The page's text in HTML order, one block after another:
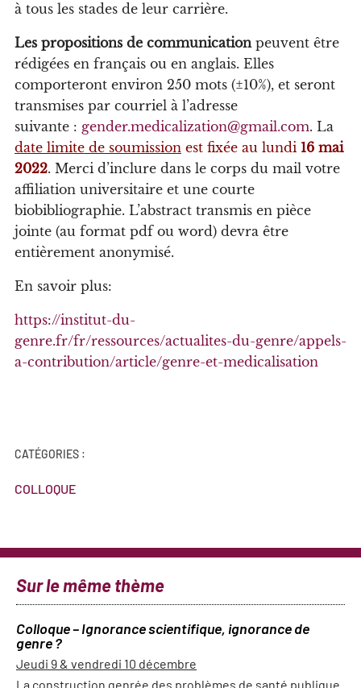
Sur le même thème
Colloque – Ignorance scientifique, ignorance de
genre ?
Jeudi 9 & vendredi 10 décembre
La construction genrée des problèmes de santé publique
à tous les stades de leur carrière.
Les propositions de communication peuvent être
rédigées en français ou en anglais. Elles
comporteront environ 250 mots (±10%), et seront
transmises par courriel à l’adresse
suivante : gender.medicalization@gmail.com. La
date limite de soumission est fixée au lundi 16 mai
2022. Merci d’inclure dans le corps du mail votre
affiliation universitaire et une courte
biobibliographie. L’abstract transmis en pièce
jointe (au format pdf ou word) devra être
entièrement anonymisé.
En savoir plus:
https://institut-du-
genre.fr/fr/ressources/actualites-du-genre/appels-
a-contribution/article/genre-et-medicalisation
CATÉGORIES :
COLLOQUE